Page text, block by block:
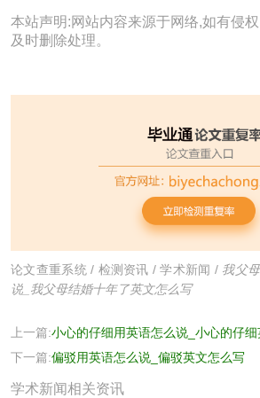
本站声明:网站内容来源于网络,如有侵
及时删除处理。
论文查重系统/ 检测资讯 /学术新闻 / 我父
说_我父母结婚十年了英文怎么写
上一篇:小心的仔细用英语怎么说_小心的仔
下一篇:偏驳用英语怎么说_偏驳英文怎么写
学术新闻相关资讯